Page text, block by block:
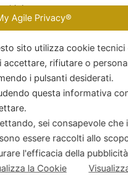
Kidult
Dodo Mariani
Filodellavita
Bliss
Kidult
Hamilton
Miluna
Agile Privacy®
sito utilizza cookie tecnici
accettare, rifiutare o
i pulsanti desiderati.
questa informativa
sei consapevole che
essere raccolti allo
l'efficacia della
la Cookie